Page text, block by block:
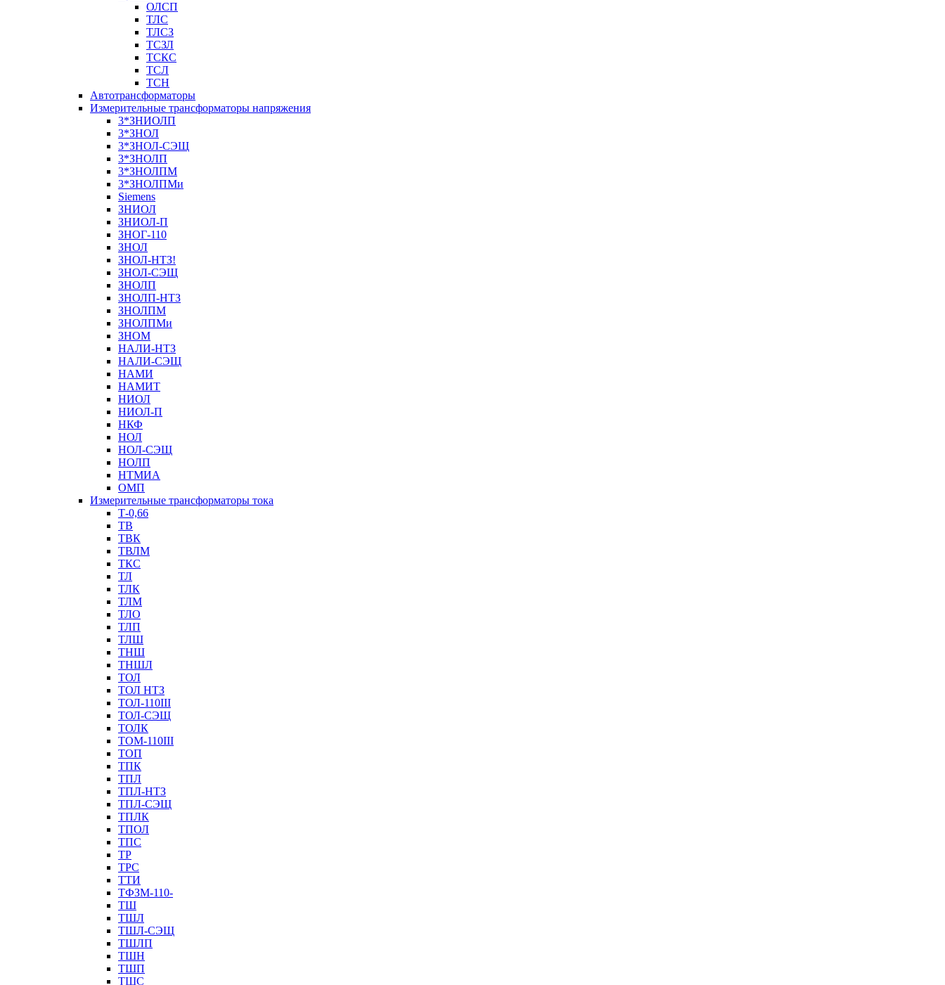
ОЛСП
ТЛС
ТЛСЗ
ТСЗЛ
ТСКС
ТСЛ
ТСН
Автотрансформаторы
Измерительные трансформаторы напряжения
3*ЗНИОЛП
3*ЗНОЛ
3*ЗНОЛ-СЭЩ
3*ЗНОЛП
3*ЗНОЛПМ
3*ЗНОЛПМи
Siemens
ЗНИОЛ
ЗНИОЛ-П
ЗНОГ-110
ЗНОЛ
ЗНОЛ-НТЗ!
ЗНОЛ-СЭЩ
ЗНОЛП
ЗНОЛП-НТЗ
ЗНОЛПМ
ЗНОЛПМи
ЗНОМ
НАЛИ-НТЗ
НАЛИ-СЭЩ
НАМИ
НАМИТ
НИОЛ
НИОЛ-П
НКФ
НОЛ
НОЛ-СЭЩ
НОЛП
НТМИА
ОМП
Измерительные трансформаторы тока
Т-0,66
ТВ
ТВК
ТВЛМ
ТКС
ТЛ
ТЛК
ТЛМ
ТЛО
ТЛП
ТЛШ
ТНШ
ТНШЛ
ТОЛ
ТОЛ НТЗ
ТОЛ-110III
ТОЛ-СЭЩ
ТОЛК
ТОМ-110III
ТОП
ТПК
ТПЛ
ТПЛ-НТЗ
ТПЛ-СЭЩ
ТПЛК
ТПОЛ
ТПС
ТР
ТРС
ТТИ
ТФЗМ-110-
ТШ
ТШЛ
ТШЛ-СЭЩ
ТШЛП
ТШН
ТШП
ТШС